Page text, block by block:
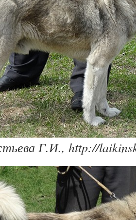
Г.И., http://